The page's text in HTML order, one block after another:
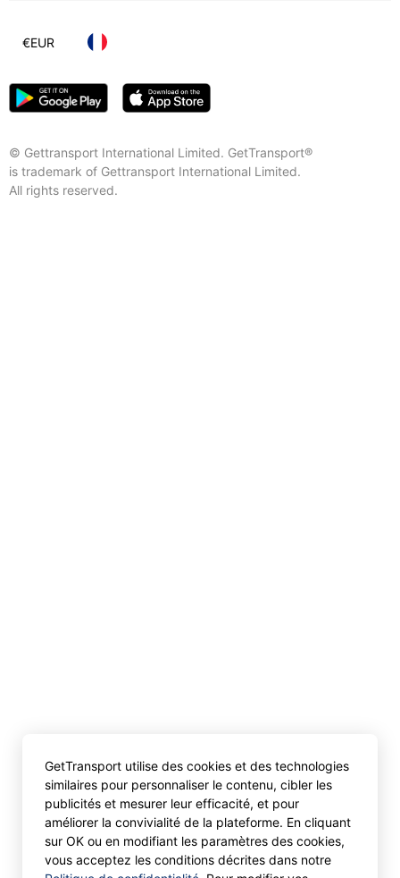
© Gettransport International Limited. GetTransport®
is trademark of Gettransport International Limited.
All rights reserved.
€EUR
GetTransport utilise des cookies et des technologies
similaires pour personnaliser le contenu, cibler les
publicités et mesurer leur efficacité, et pour
améliorer la convivialité de la plateforme. En cliquant
sur OK ou en modifiant les paramètres des cookies,
vous acceptez les conditions décrites dans notre